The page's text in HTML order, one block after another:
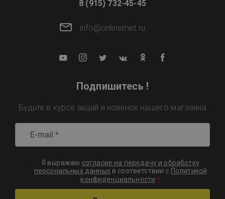
8 (915) 732-45-45
info@onlinemet.ru
Подпишитесь !
Будьте в курсе акций и новинок нашего магазина
Я выражаю согласие на передачу и обработку
персональных данных в соответствии с Политикой
конфиденциальности *